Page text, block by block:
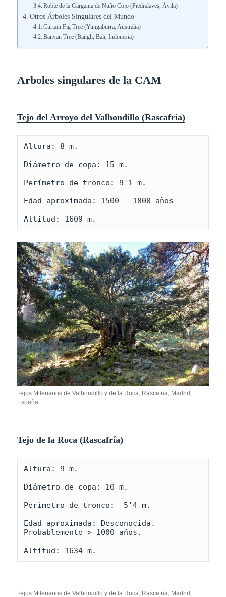
Roble de la Garganta de Nuño Cojo (Piedralaves, Ávila)
Otros Árboles Singulares del Mundo
Curtain Fig Tree (Yungaburra, Australia)
Banyan Tree (Bangli, Bali, Indonesia)
Arboles singulares de la CAM
Tejo del Arroyo del Valhondillo (Rascafría)
Altura: 8 m.
Diámetro de copa: 15 m.
Perímetro de tronco: 9'1 m.
Edad aproximada: 1500 - 1800 años
Altitud: 1609 m.
Tejos Milenarios de Valhondillo y de la Roca, Rascafría, Madrid,
España
Tejo de la Roca (Rascafría)
Altura: 9 m.
Diámetro de copa: 10 m.
Perímetro de tronco:  5'4 m.
Edad aproximada: Desconocida.
Probablemente > 1000 años.
Altitud: 1634 m.
Tejos Milenarios de Valhondillo y de la Roca, Rascafría, Madrid,